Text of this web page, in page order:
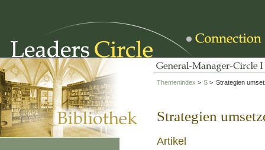
Themenindex > S > Strategien
Strategien
Artikel